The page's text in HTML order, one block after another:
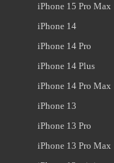
iPhone 15 Pro Max
iPhone 14
iPhone 14 Pro
iPhone 14 Plus
iPhone 14 Pro Max
iPhone 13
iPhone 13 Pro
iPhone 13 Pro Max